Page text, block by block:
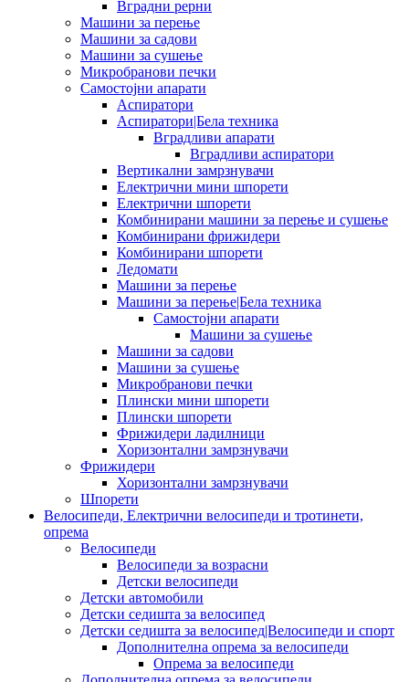
Вградни рерни
Машини за перење
Машини за садови
Машини за сушење
Микробранови печки
Самостојни апарати
Аспиратори
Аспиратори|Бела техника
Вградливи апарати
Вградливи аспиратори
Вертикални замрзнувачи
Електрични мини шпорети
Електрични шпорети
Комбинирани машини за перење и сушење
Комбинирани фрижидери
Комбинирани шпорети
Ледомати
Машини за перење
Машини за перење|Бела техника
Самостојни апарати
Машини за сушење
Машини за садови
Машини за сушење
Микробранови печки
Плински мини шпорети
Плински шпорети
Фрижидери ладилници
Хоризонтални замрзнувачи
Фрижидери
Хоризонтални замрзнувачи
Шпорети
Велосипеди, Електрични велосипеди и тротинети,
опрема
Велосипеди
Велосипеди за возрасни
Детски велосипеди
Детски автомобили
Детски седишта за велосипед
Детски седишта за велосипед|Велосипеди и спорт
Дополнителна опрема за велосипеди
Опрема за велосипеди